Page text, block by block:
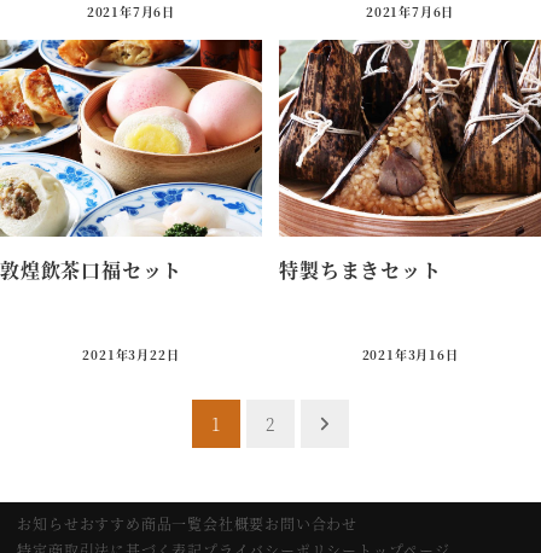
2021年7月6日 2021年7月6日
敦煌飲茶口福セット
2021年3月22日
特製ちまきセット
2021年3月16日
ナ
ビ
1 2
お知らせおすすめ商品一覧会社概要お問い合わせ